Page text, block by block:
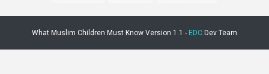
What Muslim Children Must Know Version 1.1 - EDC Dev Team